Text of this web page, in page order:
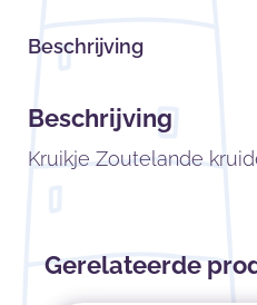
Beschrijving
Beschrijving
Kruikje Zoutelande
Gerelateerde